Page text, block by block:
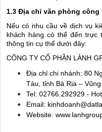
1.3 Địa chỉ văn phòng công
Nếu có nhu cầu về dịch vụ
khách hàng có thể đến trực
thông tin cụ thể dưới đây:
CÔNG TY CỔ PHẦN LÀNH
Địa chỉ chi nhánh: 80
Tàu, tỉnh Bà Rịa –
Tel: 02766.292929 -
Email:
Website: